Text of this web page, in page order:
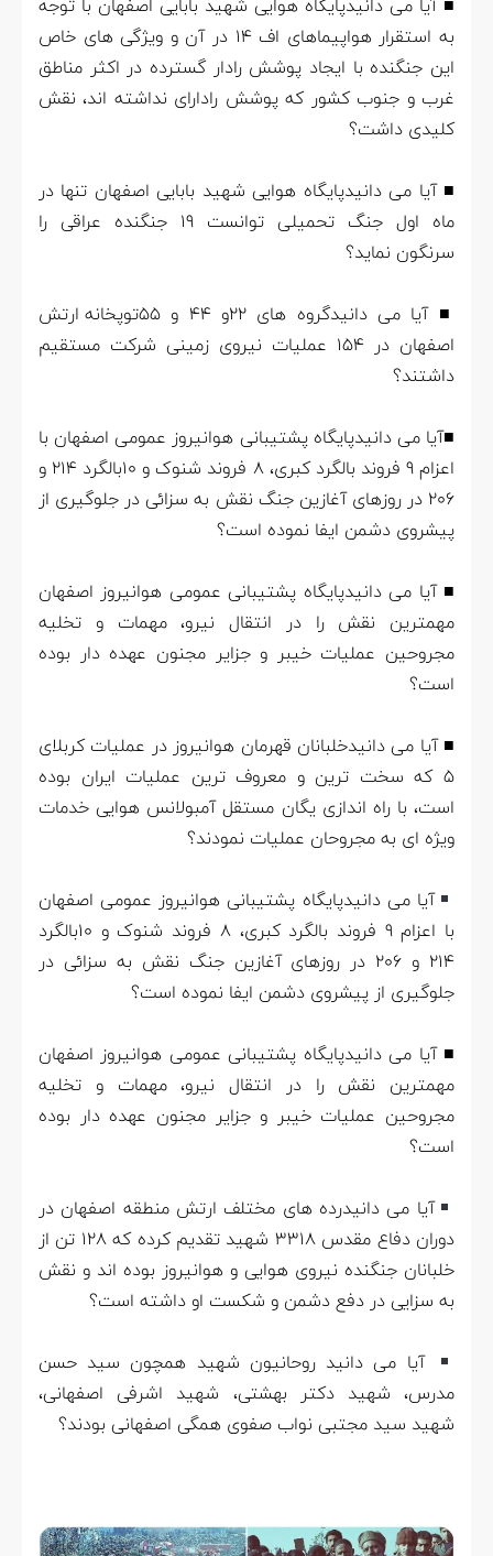
■ آیا می دانیدپایگاه هوایی شهید بابایی اصفهان با توجه
به استقرار هواپیماهای اف 14 در آن و ویژگی های خاص
این جنگنده با ایجاد پوشش رادار گسترده در اکثر مناطق
غرب و جنوب کشور که پوشش رادارای نداشته اند، نقش
کلیدی داشت؟
■ آیا می دانیدپایگاه هوایی شهید بابایی اصفهان تنها در
ماه اول جنگ تحمیلی توانست 19 جنگنده عراقی را
سرنگون نماید؟
■ آیا می دانیدگروه های 22و 44 و 55توپخانه ارتش
اصفهان در 154 عملیات نیروی زمینی شرکت مستقیم
داشتند؟
■آیا می دانیدپایگاه پشتیبانی هوانیروز عمومی اصفهان با
اعزام 9 فروند بالگرد کبری، 8 فروند شنوک و 10بالگرد 214 و
206 در روزهای آغازین جنگ نقش به سزائی در جلوگیری از
پیشروی دشمن ایفا نموده است؟
■ آیا می دانیدپایگاه پشتیبانی عمومی هوانیروز اصفهان
مهمترین نقش را در انتقال نیرو، مهمات و تخلیه
مجروحین عملیات خیبر و جزایر مجنون عهده دار بوده
است؟
■ آیا می دانیدخلبانان قهرمان هوانیروز در عملیات کربلای
5 که سخت ترین و معروف ترین عملیات ایران بوده
است، با راه اندازی یگان مستقل آمبولانس هوایی خدمات
ویژه ای به مجروحان عملیات نمودند؟
آیا می دانیدپایگاه پشتیبانی هوانیروز عمومی اصفهان
با اعزام 9 فروند بالگرد کبری، 8 فروند شنوک و 10بالگرد
214 و 206 در روزهای آغازین جنگ نقش به سزائی در
جلوگیری از پیشروی دشمن ایفا نموده است؟
■ آیا می دانیدپایگاه پشتیبانی عمومی هوانیروز اصفهان
مهمترین نقش را در انتقال نیرو، مهمات و تخلیه
مجروحین عملیات خیبر و جزایر مجنون عهده دار بوده
است؟
آیا می دانیدرده های مختلف ارتش منطقه اصفهان در
دوران دفاع مقدس 3318 شهید تقدیم کرده که 128 تن از
خلبانان جنگنده نیروی هوایی و هوانیروز بوده اند و نقش
به سزایی در دفع دشمن و شکست او داشته است؟
آیا می دانید روحانیون شهید همچون سید حسن
مدرس، شهید دکتر بهشتی، شهید اشرفی اصفهانی،
شهید سید مجتبی نواب صفوی همگی اصفهانی بودند؟